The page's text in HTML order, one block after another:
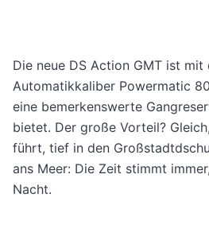
Die neue DS Action GMT ist
Automatikkaliber Powermatic
eine bemerkenswerte
bietet. Der große Vorteil?
führt, tief in den
ans Meer: Die Zeit stimmt
Nacht.